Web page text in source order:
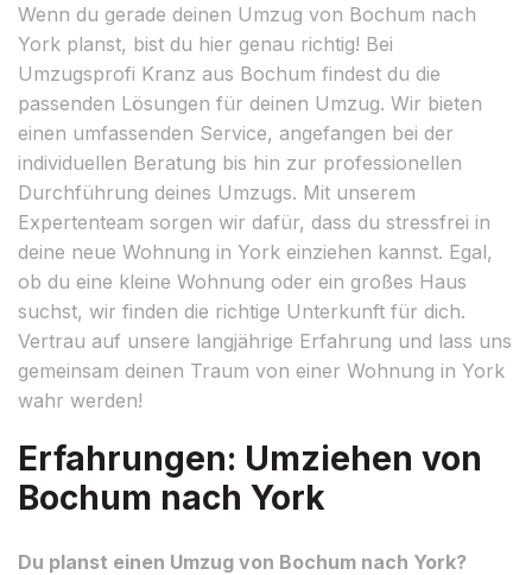
Wenn du gerade deinen Umzug von Bochum nach
York planst, bist du hier genau richtig! Bei
Umzugsprofi Kranz aus Bochum findest du die
passenden Lösungen für deinen Umzug. Wir bieten
einen umfassenden Service, angefangen bei der
individuellen Beratung bis hin zur professionellen
Durchführung deines Umzugs. Mit unserem
Expertenteam sorgen wir dafür, dass du stressfrei in
deine neue Wohnung in York einziehen kannst. Egal,
ob du eine kleine Wohnung oder ein großes Haus
suchst, wir finden die richtige Unterkunft für dich.
Vertrau auf unsere langjährige Erfahrung und lass uns
gemeinsam deinen Traum von einer Wohnung in York
wahr werden!
Erfahrungen: Umziehen von
Bochum nach York
Du planst einen Umzug von Bochum nach York?